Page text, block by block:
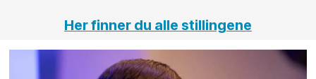
Her finner du alle stillingene